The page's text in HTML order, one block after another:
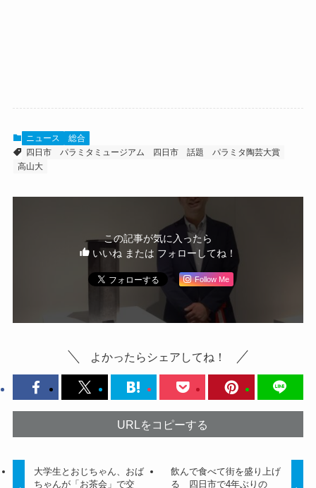
ニュース
総合
四日市
パラミタミュージアム 四日市 話題
パラミタ陶芸大賞
高山大
この記事が気に入ったら
いいね または フォローしてね！
Follow Me
よかったらシェアしてね！
URLをコピーする
大学生とおじちゃん、おば
ちゃんが「お茶会」で交
飲んで食べて街を盛り上げ
る 四日市で4年ぶりの